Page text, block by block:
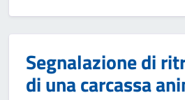
Segnalazione di
di una carcassa